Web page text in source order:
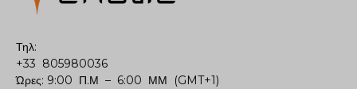
Τηλ:
+33 805980036
Ώρες: 9:00 Π.Μ – 6:00 ΜΜ (GMT+1)